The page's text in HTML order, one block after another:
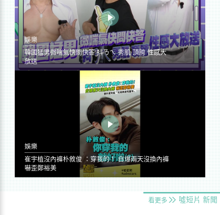
娛樂
韓國猛男微喘氣快問快答 抖ㄋㄟ 秀肌 頂胯 性感大
放送
娛樂
崔宇植沒內褲朴敘俊 ：穿我的！ 自爆兩天沒換內褲
嚇歪鄭裕美
看更多 噓短片 新聞